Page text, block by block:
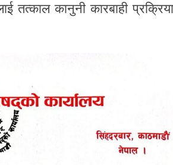
तत्काल कानुनी कारबाही